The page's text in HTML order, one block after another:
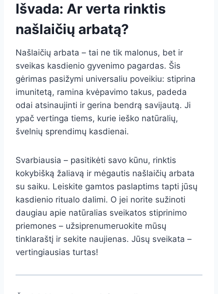
Išvada: Ar verta rinktis
našlaičių arbatą?
Našlaičių arbata – tai ne tik malonus, bet ir
sveikas kasdienio gyvenimo pagardas. Šis
gėrimas pasižymi universaliu poveikiu: stiprina
imunitetą, ramina kvėpavimo takus, padeda
odai atsinaujinti ir gerina bendrą savijautą. Ji
ypač vertinga tiems, kurie ieško natūralių,
švelnių sprendimų kasdienai.
Svarbiausia – pasitikėti savo kūnu, rinktis
kokybišką žaliavą ir mėgautis našlaičių arbata
su saiku. Leiskite gamtos paslaptims tapti jūsų
kasdienio ritualo dalimi. O jei norite sužinoti
daugiau apie natūralias sveikatos stiprinimo
priemones – užsiprenumeruokite mūsų
tinklaraštį ir sekite naujienas. Jūsų sveikata –
vertingiausias turtas!